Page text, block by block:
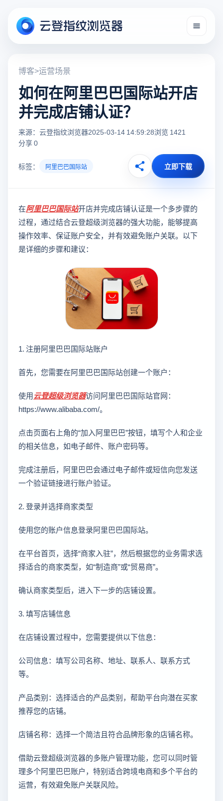
博客>运营场景
如何在阿里巴巴国际站开店
并完成店铺认证？
来源：云登指纹浏览器2025-03-14 14:59:28浏览 1421
分享 0
标签： 阿里巴巴国际站 立即下载
在阿里巴巴国际站开店并完成店铺认证是一个多步骤的
过程，通过结合云登超级浏览器的强大功能，能够提高
操作效率、保证账户安全，并有效避免账户关联。以下
是详细的步骤和建议：
1. 注册阿里巴巴国际站账户
首先，您需要在阿里巴巴国际站创建一个账户：
使用云登超级浏览器访问阿里巴巴国际站官网：
https://www.alibaba.com/。
点击页面右上角的“加入阿里巴巴”按钮，填写个人和企业
的相关信息，如电子邮件、账户密码等。
完成注册后，阿里巴巴会通过电子邮件或短信向您发送
一个验证链接进行账户验证。
2. 登录并选择商家类型
使用您的账户信息登录阿里巴巴国际站。
在平台首页，选择“商家入驻”，然后根据您的业务需求选
择适合的商家类型，如“制造商”或“贸易商”。
确认商家类型后，进入下一步的店铺设置。
3. 填写店铺信息
在店铺设置过程中，您需要提供以下信息：
公司信息：填写公司名称、地址、联系人、联系方式
等。
产品类别：选择适合的产品类别，帮助平台向潜在买家
推荐您的店铺。
店铺名称：选择一个简洁且符合品牌形象的店铺名称。
借助云登超级浏览器的多账户管理功能，您可以同时管
理多个阿里巴巴账户，特别适合跨境电商和多个平台的
运营，有效避免账户关联风险。